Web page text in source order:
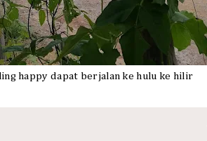
happy dapat berjalan ke hulu ke hilir